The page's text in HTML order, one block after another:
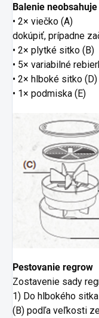
Balenie neobsahuje
• 2×
dokúpiť, prípadne
• 2× plytké sitko (B)
• 5× variabilné
• 2× hlboké sitko (D)
• 1× podmiska (E)
Pestovanie regrow
Zostavenie sady
1) Do hlbokého
(B) podľa veľkosti